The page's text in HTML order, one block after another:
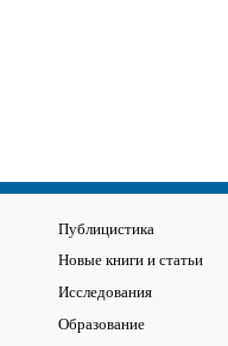
Публицистика
Новые книги и статьи
Исследования
Образование